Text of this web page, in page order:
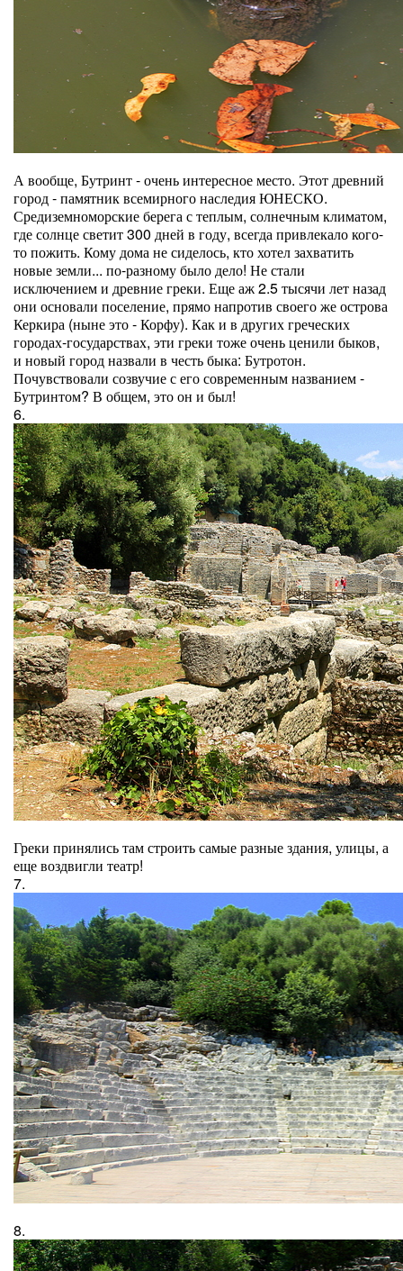
А вообще, Бутринт - очень интересное место. Этот древний
город - памятник всемирного наследия ЮНЕСКО.
Средиземноморские берега с теплым, солнечным климатом,
где солнце светит 300 дней в году, всегда привлекало кого-
то пожить. Кому дома не сиделось, кто хотел захватить
новые земли... по-разному было дело! Не стали
исключением и древние греки. Еще аж 2.5 тысячи лет назад
они основали поселение, прямо напротив своего же острова
Керкира (ныне это - Корфу). Как и в других греческих
городах-государствах, эти греки тоже очень ценили быков,
и новый город назвали в честь быка: Бутротон.
Почувствовали созвучие с его современным названием -
Бутринтом? В общем, это он и был!
6.
Греки принялись там строить самые разные здания, улицы, а
еще воздвигли театр!
7.
8.